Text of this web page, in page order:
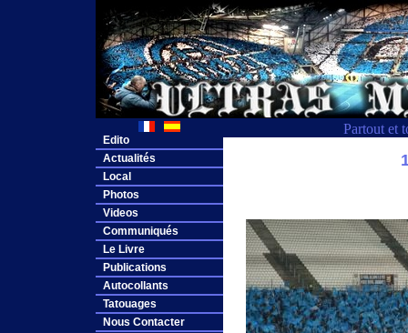
Partout et
Edito
Actualités
Local
Photos
Videos
Communiqués
Le Livre
Publications
Autocollants
Tatouages
Nous Contacter